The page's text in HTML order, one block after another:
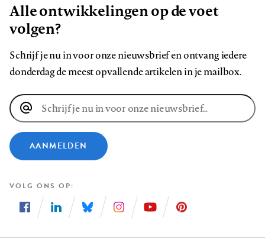
Alle ontwikkelingen op de voet
volgen?
Schrijf je nu in voor onze nieuwsbrief en ontvang iedere
donderdag de meest opvallende artikelen in je mailbox.
E-
mailadres
AANMELDEN
VOLG ONS OP
ons
ons
ons
ons
ons
ons